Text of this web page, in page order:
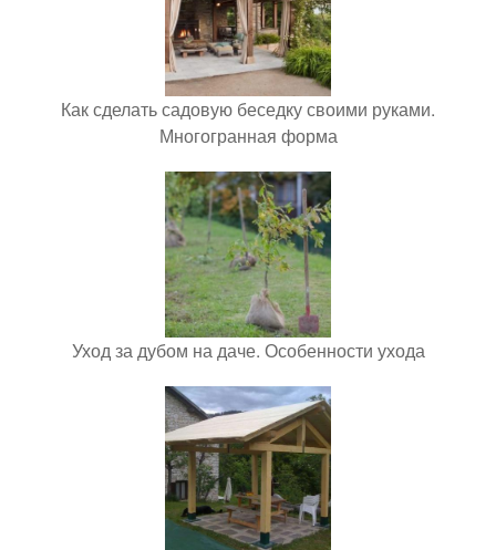
Как сделать садовую беседку своими руками.
Многогранная форма
Уход за дубом на даче. Особенности ухода